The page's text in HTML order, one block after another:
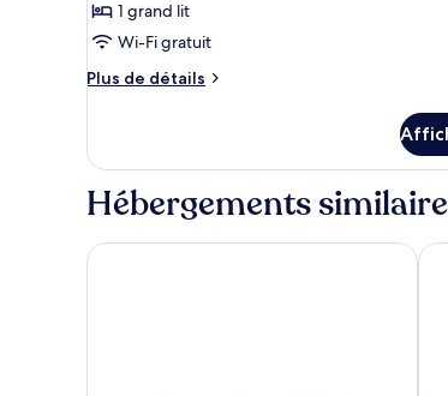
chambre :
Chambre
double,
la
1 grand lit
Wi-Fi gratuit
Plus de détails
Plus
Chambre
double,
vue
la
Hébergements
Golden Tower Aeroporto - Lizz - By Fênix